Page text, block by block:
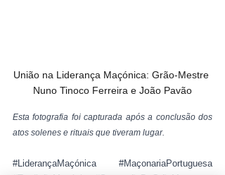
União na Liderança Maçónica: Grão-Mestre
Nuno Tinoco Ferreira e João Pavão
Esta fotografia foi capturada após a conclusão dos
atos solenes e rituais que tiveram lugar.
#LiderançaMaçónica
#MaçonariaPortuguesa